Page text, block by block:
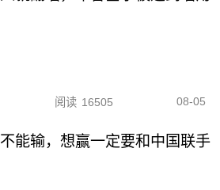
阅读 16505 08-05
能输，想赢一定要和中国联手